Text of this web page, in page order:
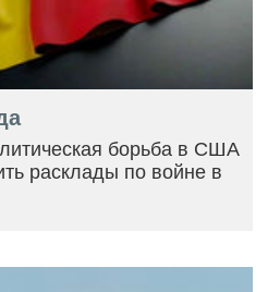
борьба в США
расклады по войне в